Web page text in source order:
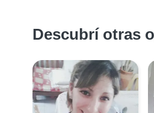
Descubrí otras